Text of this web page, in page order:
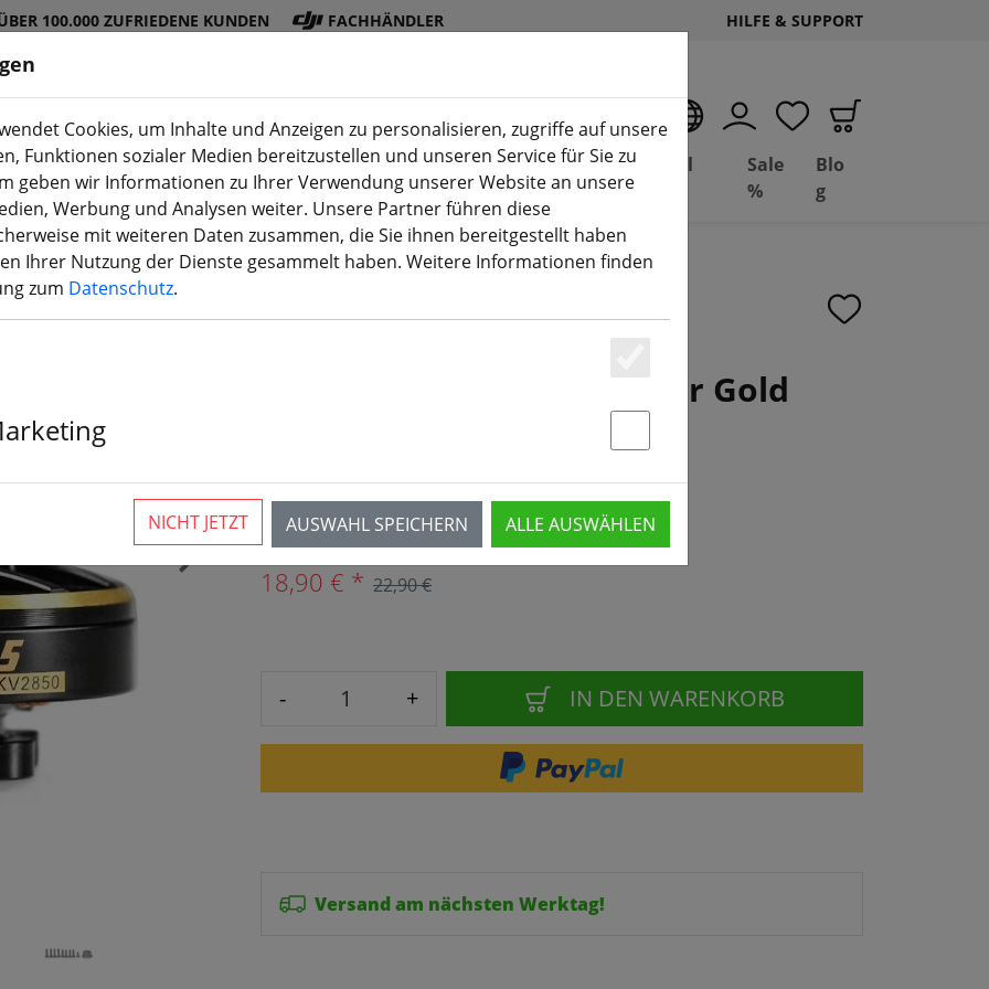
100.000 ZUFRIEDENE KUNDEN FACHHÄNDLER HILFE & SUPPORT
DJI
Shop
Akku
s
Propelle
r
Zubehö
r
3D
Druck(aktuelle Seite)
Deal
Depot
Basil
Sale
%
Blo
g
T-Motor F2203.5 FPV Motor Gold
›
Mehr als 10 verfügbar
18,90 € * 22,90 €
- + IN DEN WARENKORB
Versand am nächsten Werktag!
Cookies, um Inhalte und Anzeigen zu personalisieren, zugriffe auf unsere
Funktionen sozialer Medien bereitzustellen und unseren Service für Sie zu
geben wir Informationen zu Ihrer Verwendung unserer Website an unsere
Werbung und Analysen weiter. Unsere Partner führen diese
mit weiteren Daten zusammen, die Sie ihnen bereitgestellt haben
Ihrer Nutzung der Dienste gesammelt haben. Weitere Informationen finden
zum Datenschutz.
Essenziell
AUSWAHL SPEICHERN ALLE AUSWÄHLEN
NICHT JETZT